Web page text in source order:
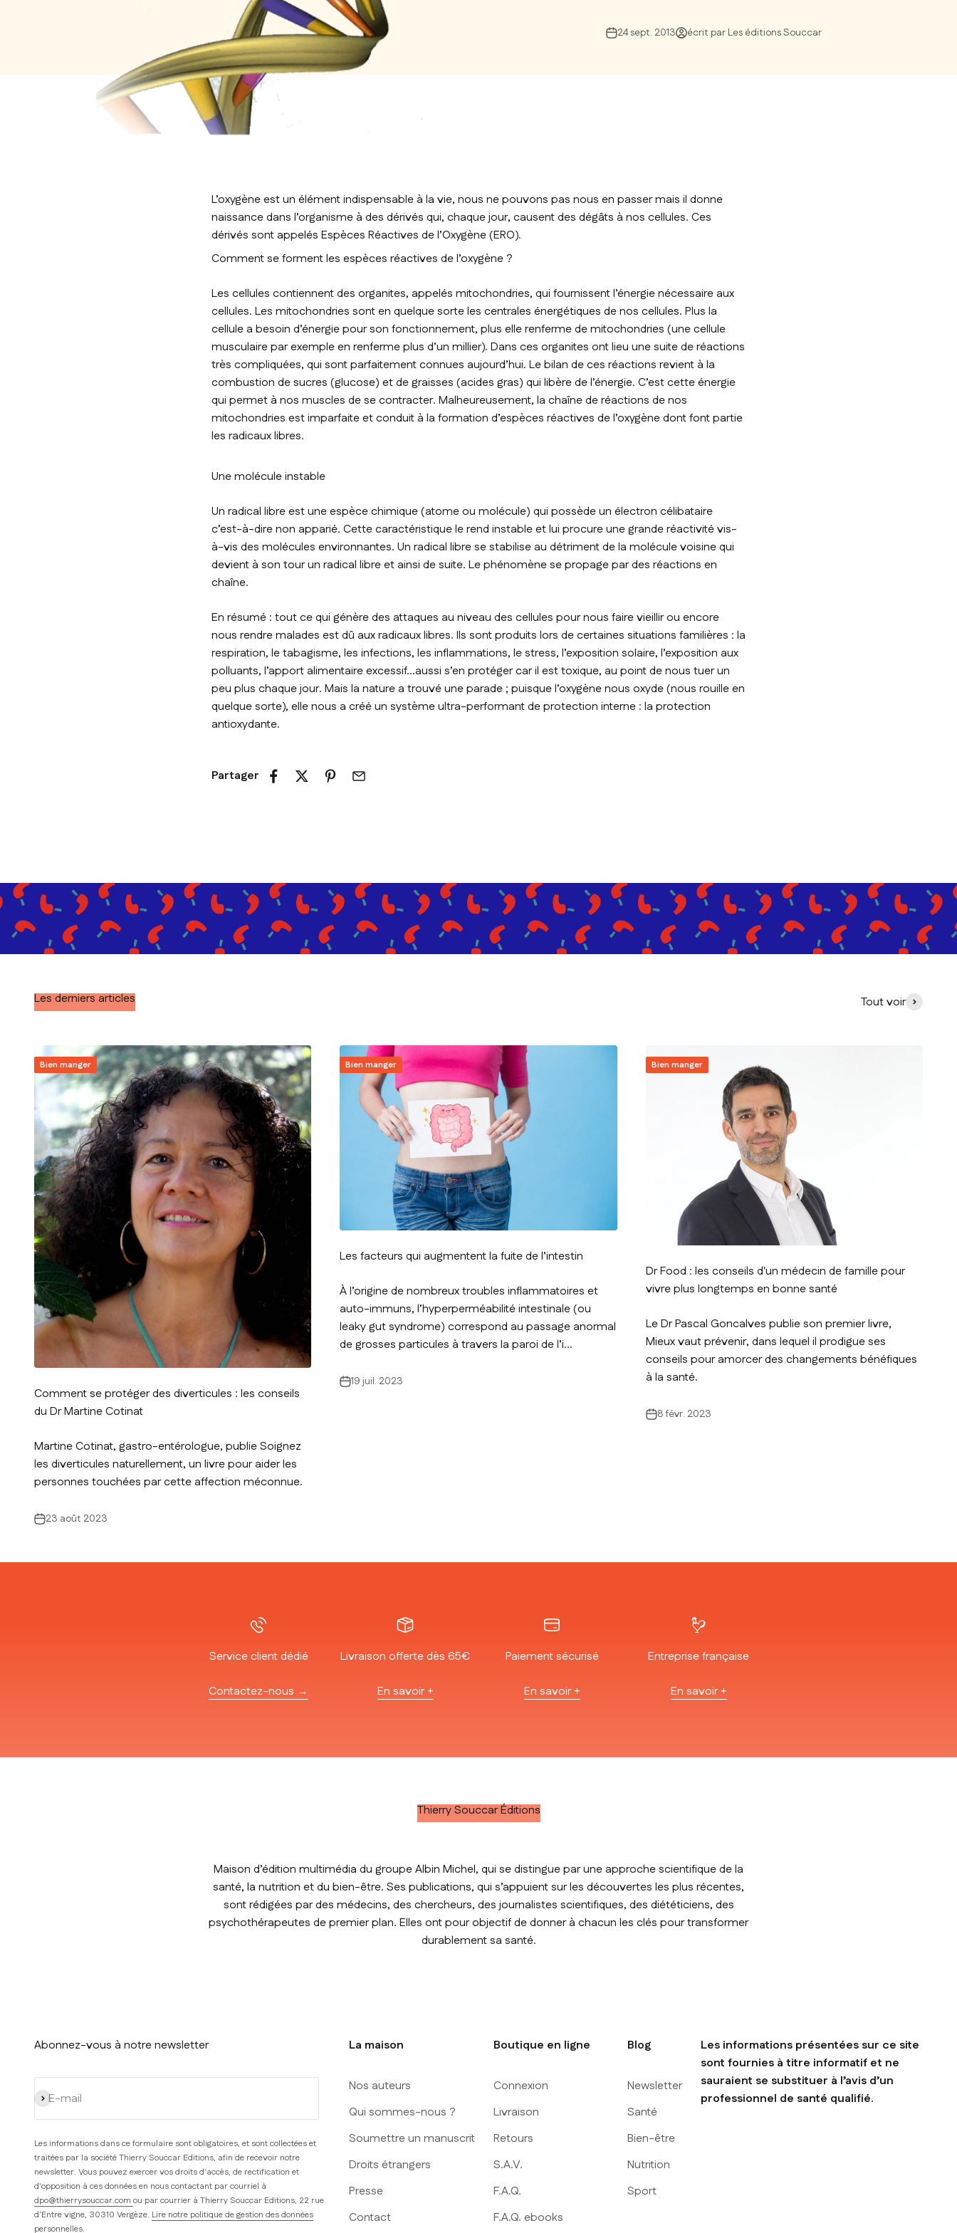
24 sept. 2013 écrit par Les éditions Souccar
L’oxygène est un élément indispensable à la vie, nous ne pouvons pas nous en passer mais il donne
naissance dans l’organisme à des dérivés qui, chaque jour, causent des dégâts à nos cellules. Ces
dérivés sont appelés Espèces Réactives de l’Oxygène (ERO).
Comment se forment les espèces réactives de l’oxygène ?
Les cellules contiennent des organites, appelés mitochondries, qui fournissent l’énergie nécessaire aux
cellules. Les mitochondries sont en quelque sorte les centrales énergétiques de nos cellules. Plus la
cellule a besoin d’énergie pour son fonctionnement, plus elle renferme de mitochondries (une cellule
musculaire par exemple en renferme plus d’un millier). Dans ces organites ont lieu une suite de réactions
très compliquées, qui sont parfaitement connues aujourd’hui. Le bilan de ces réactions revient à la
combustion de sucres (glucose) et de graisses (acides gras) qui libère de l’énergie. C’est cette énergie
qui permet à nos muscles de se contracter. Malheureusement, la chaîne de réactions de nos
mitochondries est imparfaite et conduit à la formation d’espèces réactives de l’oxygène dont font partie
les radicaux libres.
Une molécule instable
Un radical libre est une espèce chimique (atome ou molécule) qui possède un électron célibataire
c’est-à-dire non apparié. Cette caractéristique le rend instable et lui procure une grande réactivité vis-
à-vis des molécules environnantes. Un radical libre se stabilise au détriment de la molécule voisine qui
devient à son tour un radical libre et ainsi de suite. Le phénomène se propage par des réactions en
chaîne.
En résumé : tout ce qui génère des attaques au niveau des cellules pour nous faire vieillir ou encore
nous rendre malades est dû aux radicaux libres. Ils sont produits lors de certaines situations familières : la
respiration, le tabagisme, les infections, les inflammations, le stress, l’exposition solaire, l’exposition aux
polluants, l’apport alimentaire excessif…aussi s’en protéger car il est toxique, au point de nous tuer un
peu plus chaque jour. Mais la nature a trouvé une parade ; puisque l’oxygène nous oxyde (nous rouille en
quelque sorte), elle nous a créé un système ultra-performant de protection interne : la protection
antioxydante.
Partager
Les derniers articles Tout voir
Bien manger
Comment se protéger des diverticules : les conseils
du Dr Martine Cotinat
Martine Cotinat, gastro-entérologue, publie Soignez
les diverticules naturellement, un livre pour aider les
personnes touchées par cette affection méconnue.
23 août 2023
Bien manger
Les facteurs qui augmentent la fuite de l’intestin
À l’origine de nombreux troubles inflammatoires et
auto-immuns, l’hyperperméabilité intestinale (ou
leaky gut syndrome) correspond au passage anormal
de grosses particules à travers la paroi de l’i...
19 juil. 2023
Bien manger
Dr Food : les conseils d'un médecin de famille pour
vivre plus longtemps en bonne santé
Le Dr Pascal Goncalves publie son premier livre,
Mieux vaut prévenir, dans lequel il prodigue ses
conseils pour amorcer des changements bénéfiques
à la santé.
8 févr. 2023
Service client dédié
Contactez-nous →
Livraison offerte dès 65€
En savoir +
Paiement sécurisé
En savoir +
Entreprise française
En savoir +
Thierry Souccar Éditions
Maison d’édition multimédia du groupe Albin Michel, qui se distingue par une approche scientifique de la
santé, la nutrition et du bien-être. Ses publications, qui s’appuient sur les découvertes les plus récentes,
sont rédigées par des médecins, des chercheurs, des journalistes scientifiques, des diététiciens, des
psychothérapeutes de premier plan. Elles ont pour objectif de donner à chacun les clés pour transformer
durablement sa santé.
Abonnez-vous à notre newsletter
E-mail
S'inscrire
Les informations dans ce formulaire sont obligatoires, et sont collectées et
traitées par la société Thierry Souccar Editions, afin de recevoir notre
newsletter. Vous pouvez exercer vos droits d'accès, de rectification et
d'opposition à ces données en nous contactant par courriel à
dpo@thierrysouccar.com ou par courrier à Thierry Souccar Editions, 22 rue
d’Entre vigne, 30310 Vergèze. Lire notre politique de gestion des données
personnelles.
La maison
Nos auteurs
Qui sommes-nous ?
Soumettre un manuscrit
Droits étrangers
Presse
Contact
Boutique en ligne
Connexion
Livraison
Retours
S.A.V.
F.A.Q.
F.A.Q. ebooks
Blog
Newsletter
Santé
Bien-être
Nutrition
Sport
Les informations présentées sur ce site
sont fournies à titre informatif et ne
sauraient se substituer à l’avis d’un
professionnel de santé qualifié.